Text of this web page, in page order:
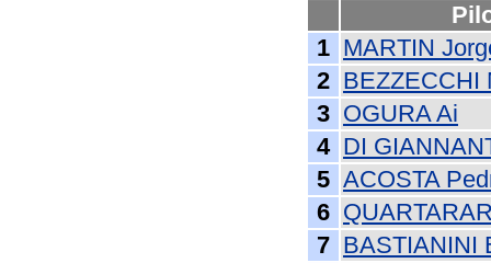
1 MARTIN
2 BEZZECCHI
3 OGURA Ai
4 DI
5 ACOSTA
6
7 BASTIANINI